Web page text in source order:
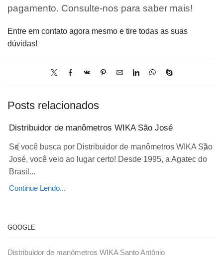
pagamento. Consulte-nos para saber mais!
Entre em contato agora mesmo e tire todas as suas
dúvidas!
Posts relacionados
Distribuidor de manômetros WIKA São José
Se você busca por Distribuidor de manômetros WIKA São
José, você veio ao lugar certo! Desde 1995, a Agatec do
Brasil...
Continue Lendo...
GOOGLE
Distribuidor de manômetros WIKA Santo Antônio